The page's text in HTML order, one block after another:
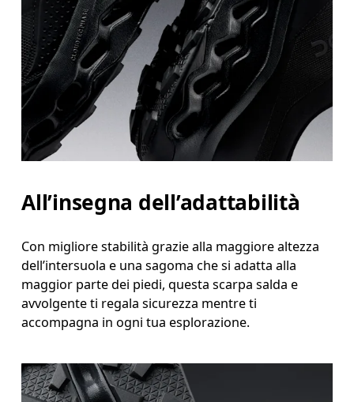
All’insegna dell’adattabilità
Con migliore stabilità grazie alla maggiore altezza
dell’intersuola e una sagoma che si adatta alla
maggior parte dei piedi, questa scarpa salda e
avvolgente ti regala sicurezza mentre ti
accompagna in ogni tua esplorazione.